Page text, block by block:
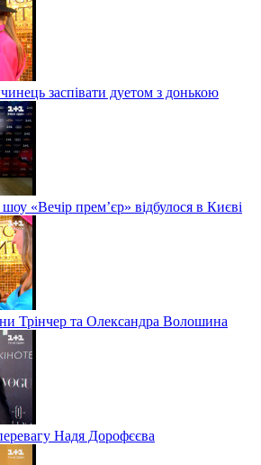
заспівати дуетом з донькою
«Вечір прем’єр» відбулося в Києві
Трінчер та Олександра Волошина
Надя Дорофєєва